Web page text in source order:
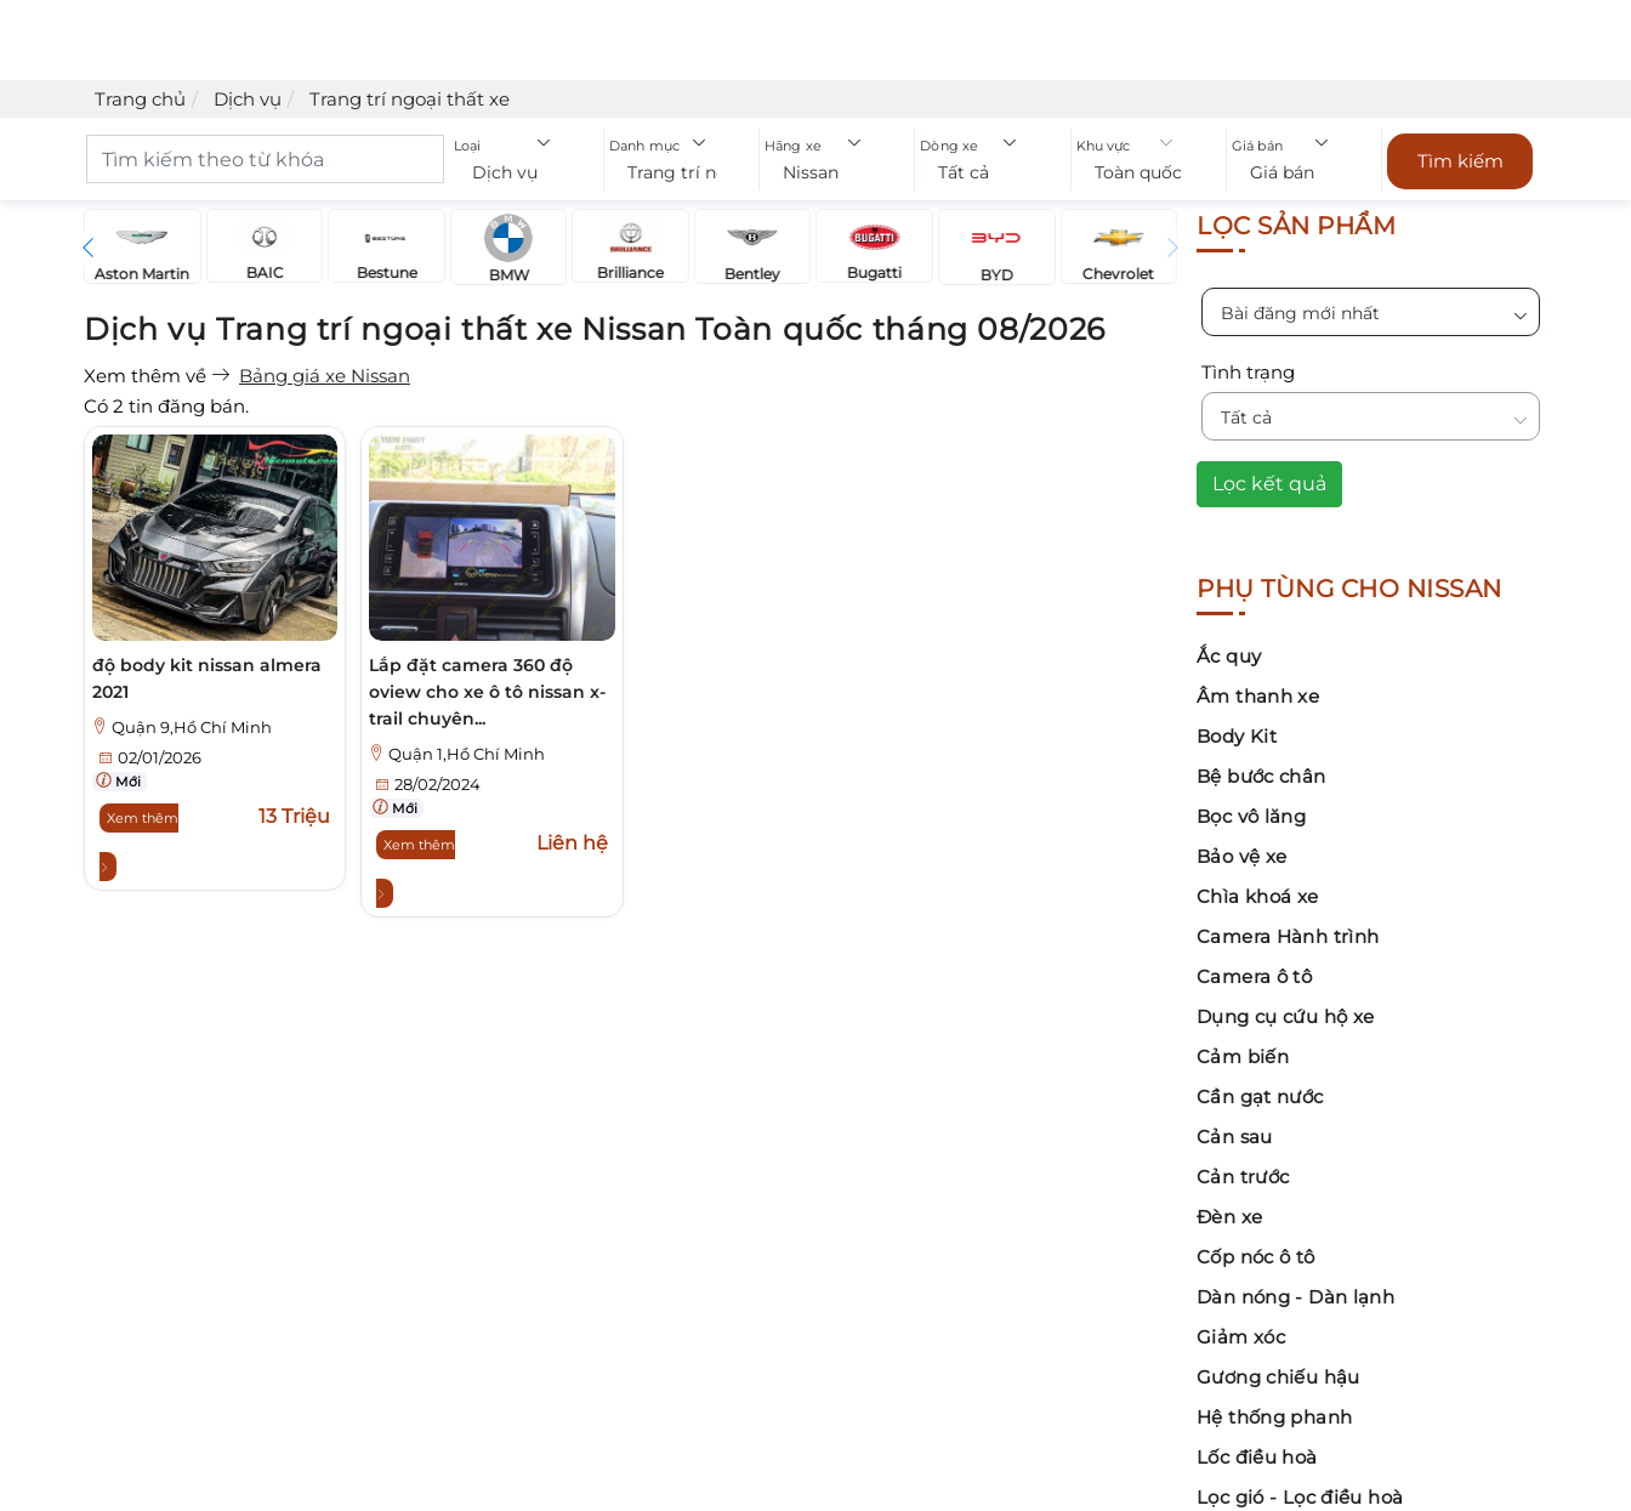
Trang chủ Dịch vụ Trang trí ngoại thất xe
Loại
Dịch vụ
Danh mục
Trang trí ngoại thất xe
Hãng xe
Nissan
Dòng xe
Tất cả
Khu vực
Toàn quốc
Giá bán
Giá bán Tìm kiếm
Aston Martin BAIC Bestune BMW Brilliance Bentley Bugatti BYD Chevrolet
Dịch vụ Trang trí ngoại thất xe Nissan Toàn quốc tháng 08/2026
Xem thêm về
Bảng giá xe Nissan
Có 2 tin đăng bán.
độ body kit nissan almera
2021
Quận 9,Hồ Chí Minh
02/01/2026
Mới
Xem thêm 13 Triệu
Lắp đặt camera 360 độ
oview cho xe ô tô nissan x-
trail chuyên...
Quận 1,Hồ Chí Minh
28/02/2024
Mới
Xem thêm Liên hệ
LỌC SẢN PHẨM
Bài đăng mới nhất
Tình trạng
Tất cả
Lọc kết quả
PHỤ TÙNG CHO NISSAN
Ắc quy
Âm thanh xe
Body Kit
Bệ bước chân
Bọc vô lăng
Bảo vệ xe
Chìa khoá xe
Camera Hành trình
Camera ô tô
Dụng cụ cứu hộ xe
Cảm biến
Cần gạt nước
Cản sau
Cản trước
Đèn xe
Cốp nóc ô tô
Dàn nóng - Dàn lạnh
Giảm xóc
Gương chiếu hậu
Hệ thống phanh
Lốc điều hoà
Lọc gió - Lọc điều hoà